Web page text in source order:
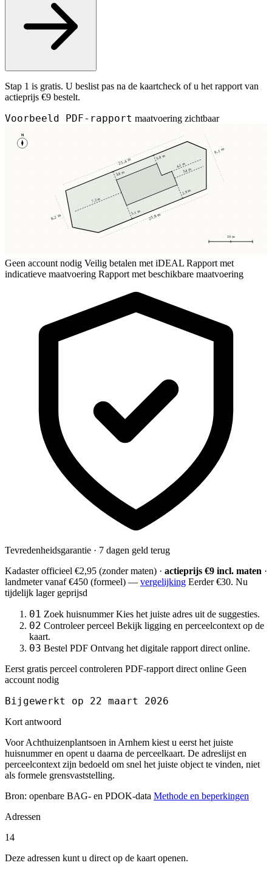
Stap 1 is gratis. U beslist pas na de kaartcheck of u het rapport van
actieprijs €9 bestelt.
Voorbeeld PDF-rapport maatvoering zichtbaar
N
10 m
3,8 m
3,8 m
5,1 m
2,9 m
7,2 m
3,4 m
4,1 m
25,4 m
23,8 m
8,2 m
9,1 m
Geen account nodig Veilig betalen met iDEAL Rapport met
indicatieve maatvoering Rapport met beschikbare maatvoering
Tevredenheidsgarantie · 7 dagen geld terug
Kadaster officieel €2,95 (zonder maten) · actieprijs €9 incl. maten ·
landmetervanaf €450 (formeel) — vergelijking Eerder €30. Nu
tijdelijk lager geprijsd
01 Zoek huisnummer Kies het juiste adres uit de suggesties.
02 Controleer perceel Bekijk ligging en perceelcontext op de
kaart.
03 Bestel PDF Ontvang het digitale rapport direct online.
Eerst gratis perceel controleren PDF-rapport direct online Geen
account nodig
Bijgewerkt op 22 maart 2026
Kort antwoord
Voor Achthuizenplantsoen in Arnhem kiest u eerst het juiste
huisnummer en opent u daarna de perceelkaart. De adreslijst en
perceelcontext zijn bedoeld om snel het juiste object te vinden, niet
als formele grensvaststelling.
Bron: openbare BAG- en PDOK-data Methode en beperkingen
Adressen
14
Deze adressen kunt u direct op de kaart openen.